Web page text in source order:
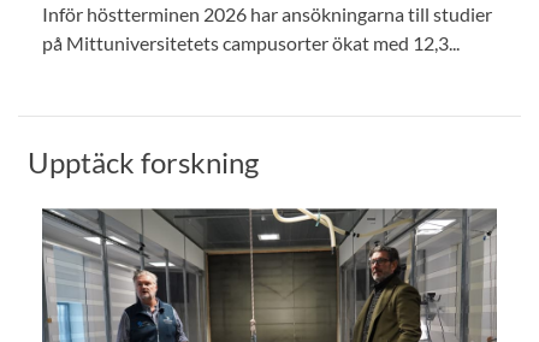
Inför höstterminen 2026 har ansökningarna till studier
på Mittuniversitetets campusorter ökat med 12,3...
Upptäck forskning